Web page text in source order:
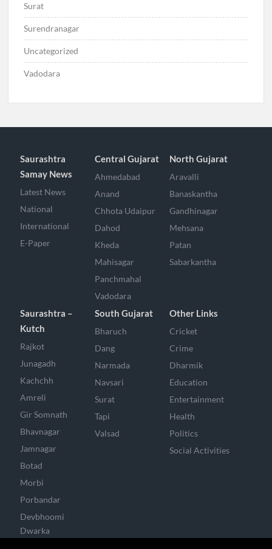
Surat
Surendranagar
Uncategorized
Vadodara
Saurashtra
Samay News
Latest News
National
International
E-Paper
Central Gujarat
Ahmedabad
Anand
Chhota Udaipur
Dahod
Kheda
Mahisagar
Panchmahal
Vadodara
North Gujarat
Aravalli
Banaskantha
Gandhinagar
Mehsana
Patan
Sabarkantha
Saurashtra –
Kutch
Rajkot
Junagadh
Kachchh
Amreli
Gir Somnath
Bhavnagar
Jamnagar
Botad
Morbi
Porbandar
Devbhoomi
Dwarka
South Gujarat
Bharuch
Dang
Narmada
Navsari
Surat
Tapi
Valsad
Other Links
Cricket
Crime
Dharmik
Education
Entertainment
Health
Politics
Social Activities